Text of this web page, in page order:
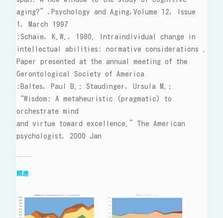
aging?”,Psychology and Aging,Volume 12, Issue
1, March 1997
:Schaie, K.W., 1980. Intraindividual change in
intellectual abilities: normative considerations .
Paper presented at the annual meeting of the
Gerontological Society of America
:Baltes, Paul B.; Staudinger, Ursula M.;
“Wisdom: A metaheuristic (pragmatic) to
orchestrate mind
and virtue toward excellence.”The American
psychologist, 2000 Jan
関連